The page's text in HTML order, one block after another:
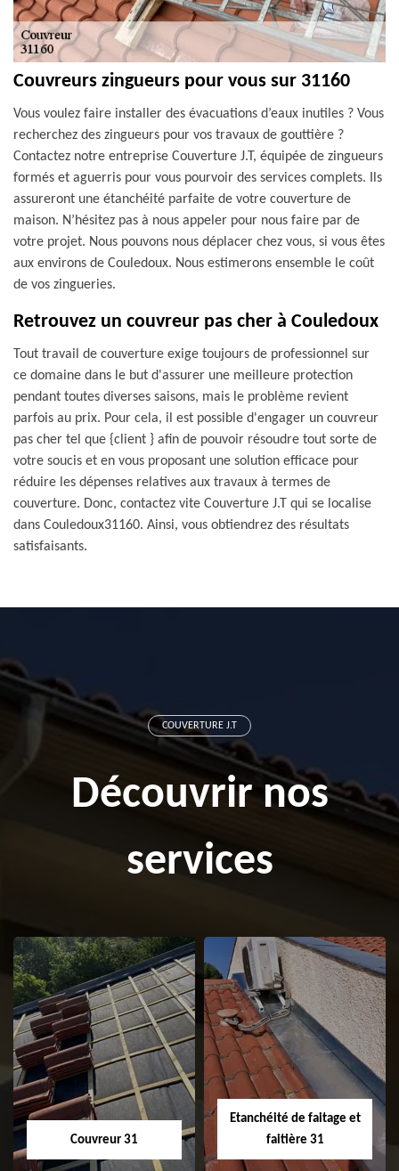
Couvreurs zingueurs pour vous sur 31160
Vous voulez faire installer des évacuations d’eaux inutiles ? Vous
recherchez des zingueurs pour vos travaux de gouttière ?
Contactez notre entreprise Couverture J.T, équipée de zingueurs
formés et aguerris pour vous pourvoir des services complets. Ils
assureront une étanchéité parfaite de votre couverture de
maison. N’hésitez pas à nous appeler pour nous faire par de
votre projet. Nous pouvons nous déplacer chez vous, si vous êtes
aux environs de Couledoux. Nous estimerons ensemble le coût
de vos zingueries.
Retrouvez un couvreur pas cher à Couledoux
Tout travail de couverture exige toujours de professionnel sur
ce domaine dans le but d'assurer une meilleure protection
pendant toutes diverses saisons, mais le problème revient
parfois au prix. Pour cela, il est possible d'engager un couvreur
pas cher tel que {client } afin de pouvoir résoudre tout sorte de
votre soucis et en vous proposant une solution efficace pour
réduire les dépenses relatives aux travaux à termes de
couverture. Donc, contactez vite Couverture J.T qui se localise
dans Couledoux31160. Ainsi, vous obtiendrez des résultats
satisfaisants.
COUVERTURE J.T
Découvrir nos
services
Couvreur 31
Etanchéité de faitage et
faitière 31